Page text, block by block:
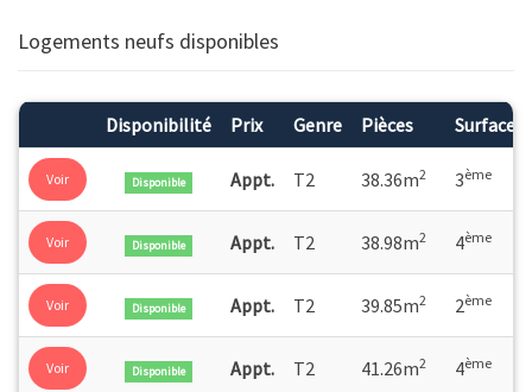
mobilites.fr
Logements neufs disponibles
Disponibilité Prix Genre Pièces Surface
Voir Disponible Appt. T2 38.36m2 3ème
Voir Disponible Appt. T2 38.98m2 4ème
Voir Disponible Appt. T2 39.85m2 2ème
Voir Disponible Appt. T2 41.26m2 4ème